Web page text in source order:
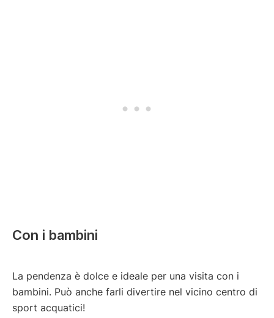
Con i bambini
La pendenza è dolce e ideale per una visita con i
bambini. Può anche farli divertire nel vicino centro di
sport acquatici!